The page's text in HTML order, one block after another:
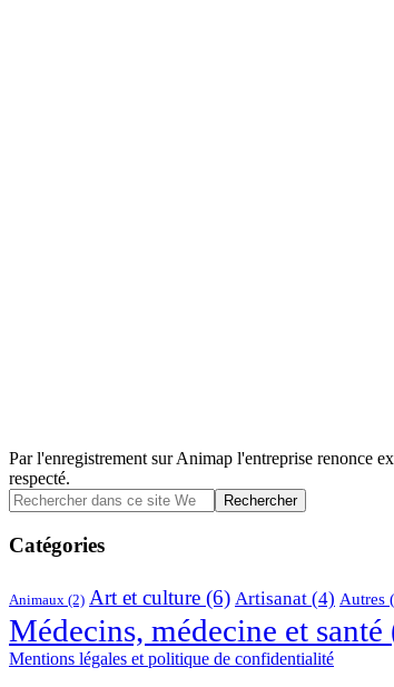
Par l'enregistrement sur Animap l'entreprise renonce
respecté.
Barre
latérale
principale
Rechercher
dans
ce
site
Catégories
Animaux (2) Art et culture (6) Artisanat (4) Autres
Médecins, médecine et santé
Mentions légales et politique de confidentialité